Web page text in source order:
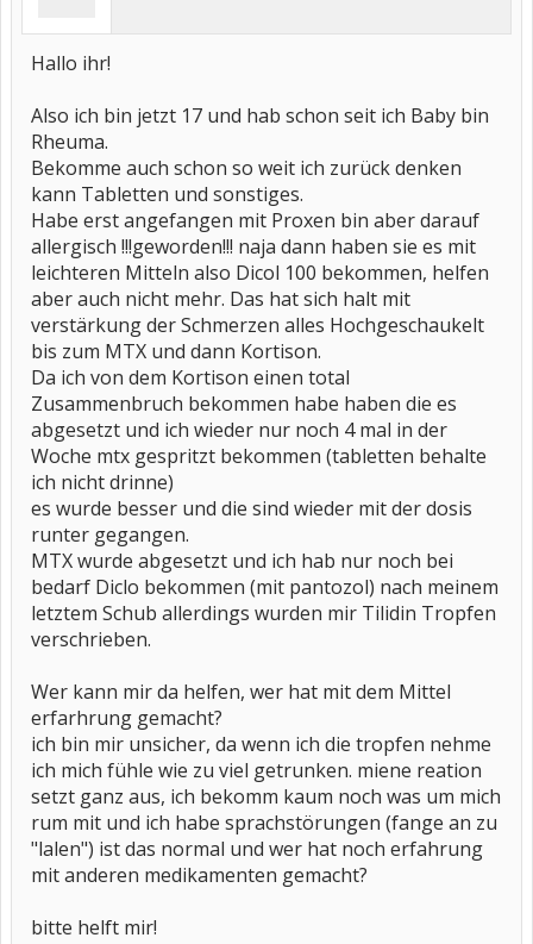
Hallo ihr!
Also ich bin jetzt 17 und hab schon seit ich Baby bin
Rheuma.
Bekomme auch schon so weit ich zurück denken
kann Tabletten und sonstiges.
Habe erst angefangen mit Proxen bin aber darauf
allergisch !!!geworden!!! naja dann haben sie es mit
leichteren Mitteln also Dicol 100 bekommen, helfen
aber auch nicht mehr. Das hat sich halt mit
verstärkung der Schmerzen alles Hochgeschaukelt
bis zum MTX und dann Kortison.
Da ich von dem Kortison einen total
Zusammenbruch bekommen habe haben die es
abgesetzt und ich wieder nur noch 4 mal in der
Woche mtx gespritzt bekommen (tabletten behalte
ich nicht drinne)
es wurde besser und die sind wieder mit der dosis
runter gegangen.
MTX wurde abgesetzt und ich hab nur noch bei
bedarf Diclo bekommen (mit pantozol) nach meinem
letztem Schub allerdings wurden mir Tilidin Tropfen
verschrieben.
Wer kann mir da helfen, wer hat mit dem Mittel
erfarhrung gemacht?
ich bin mir unsicher, da wenn ich die tropfen nehme
ich mich fühle wie zu viel getrunken. miene reation
setzt ganz aus, ich bekomm kaum noch was um mich
rum mit und ich habe sprachstörungen (fange an zu
"lalen") ist das normal und wer hat noch erfahrung
mit anderen medikamenten gemacht?
bitte helft mir!